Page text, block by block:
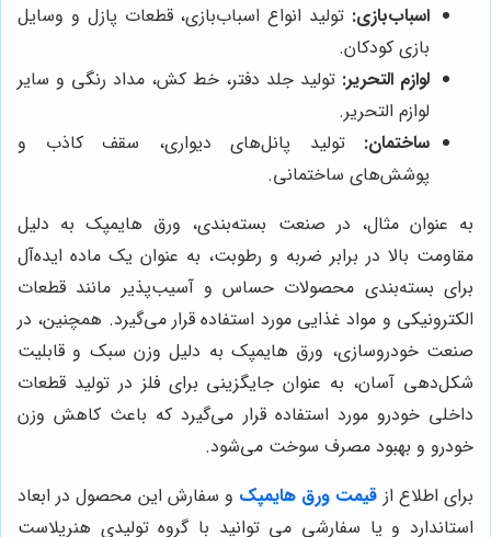
اسباب‌بازی: تولید انواع اسباب‌بازی، قطعات پازل و وسایل
بازی کودکان.
لوازم التحریر: تولید جلد دفتر، خط کش، مداد رنگی و سایر
لوازم التحریر.
ساختمان: تولید پانل‌های دیواری، سقف کاذب و
پوشش‌های ساختمانی.
به عنوان مثال، در صنعت بسته‌بندی، ورق هایمپک به دلیل
مقاومت بالا در برابر ضربه و رطوبت، به عنوان یک ماده ایده‌آل
برای بسته‌بندی محصولات حساس و آسیب‌پذیر مانند قطعات
الکترونیکی و مواد غذایی مورد استفاده قرار می‌گیرد. همچنین، در
صنعت خودروسازی، ورق هایمپک به دلیل وزن سبک و قابلیت
شکل‌دهی آسان، به عنوان جایگزینی برای فلز در تولید قطعات
داخلی خودرو مورد استفاده قرار می‌گیرد که باعث کاهش وزن
خودرو و بهبود مصرف سوخت می‌شود.
برای اطلاع از قیمت ورق هایمپک و سفارش این محصول در ابعاد
استاندارد و یا سفارشی می توانید با گروه تولیدی هنرپلاست